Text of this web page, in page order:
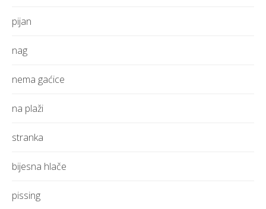
pijan
nag
nema gaćice
na plaži
stranka
bijesna hlače
pissing